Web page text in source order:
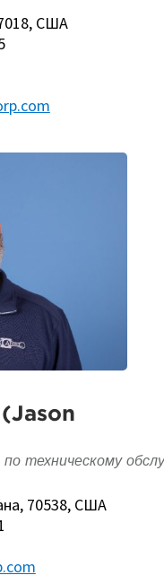
США
техническому
70538, США